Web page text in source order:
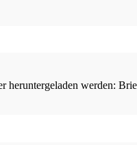
heruntergeladen werden: